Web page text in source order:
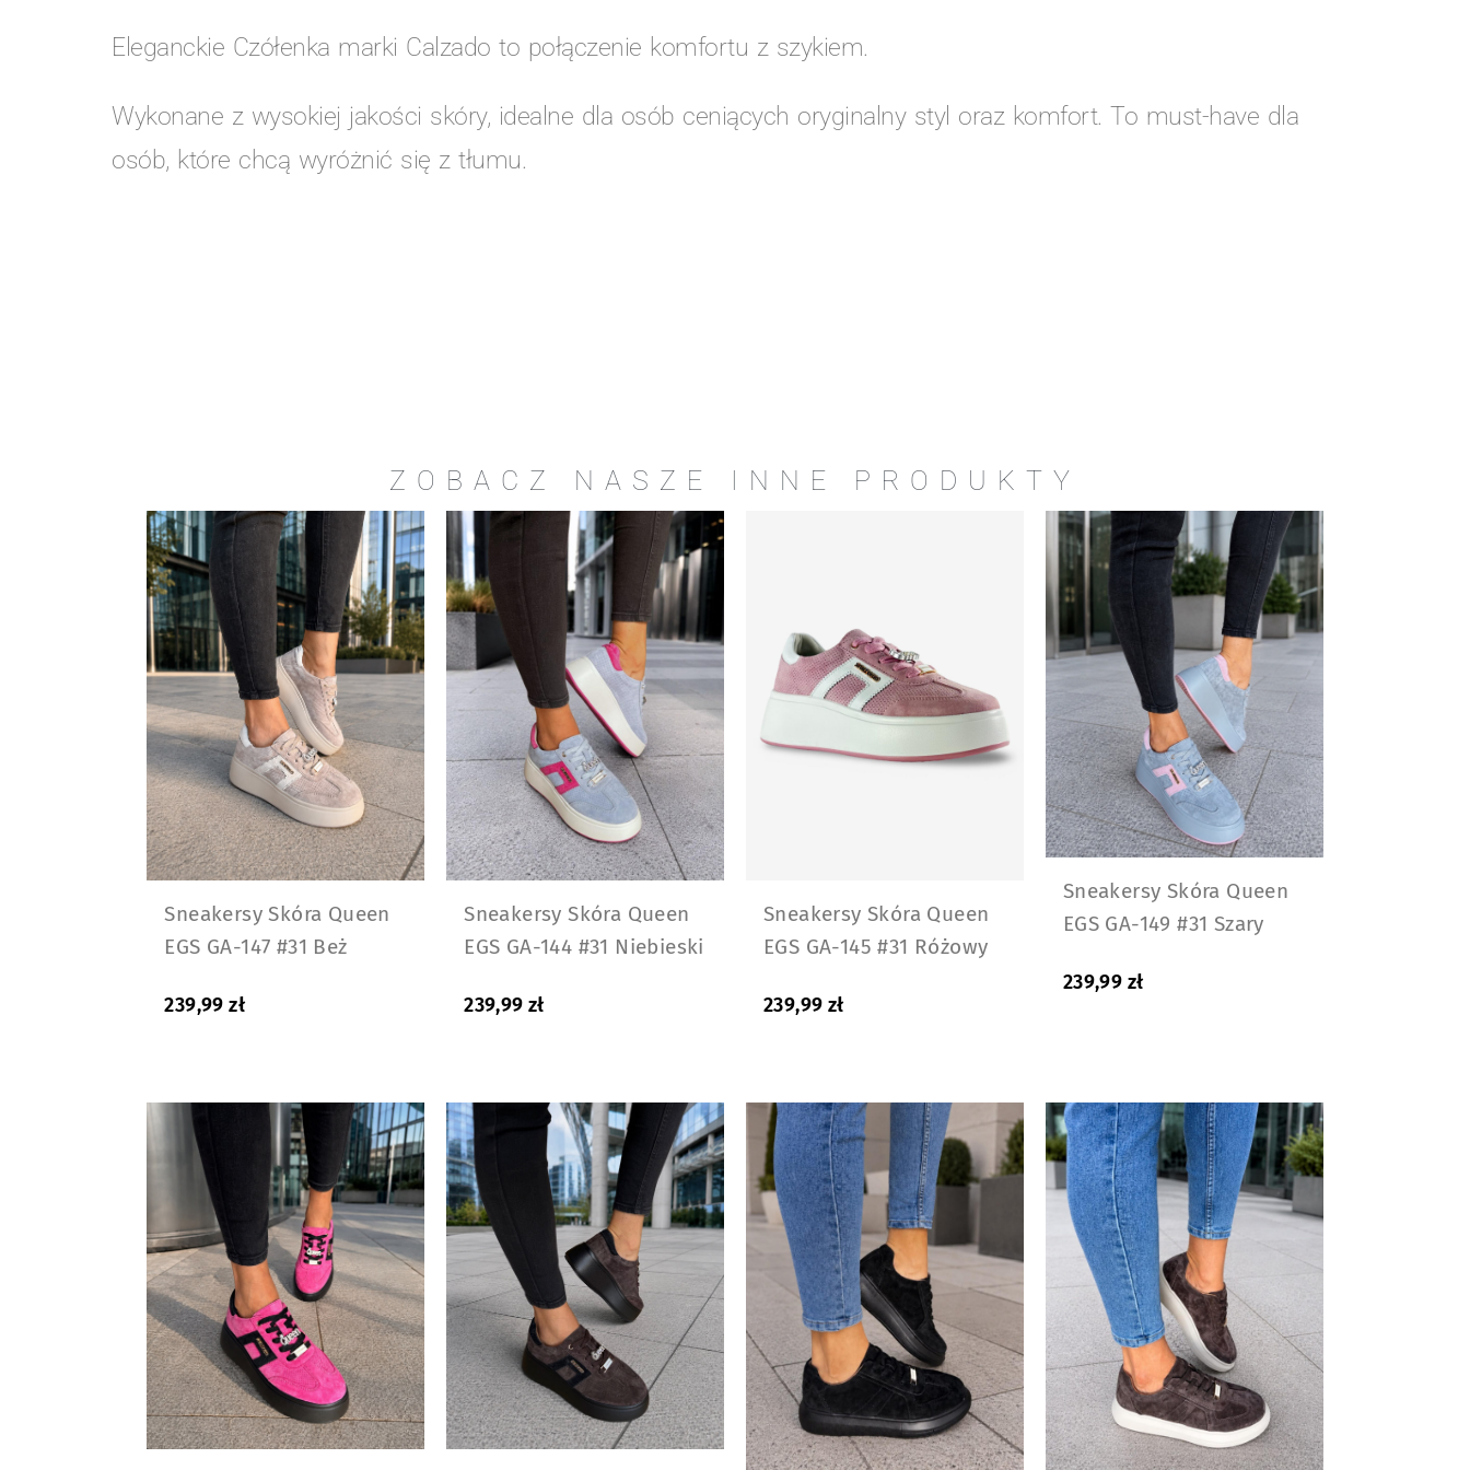
Eleganckie Czółenka marki Calzado to połączenie komfortu z szykiem.
Wykonane z wysokiej jakości skóry, idealne dla osób ceniących oryginalny styl oraz komfort. To must-have dla
osób, które chcą wyróżnić się z tłumu.
ZOBACZ NASZE INNE PRODUKTY
Sneakersy Skóra Queen
EGS GA-147 #31 Beż
239,99zł
Sneakersy Skóra Queen
EGS GA-144 #31 Niebieski
239,99 zł
Sneakersy Skóra Queen
EGS GA-145 #31 Różowy
239,99 zł
Sneakersy Skóra Queen
EGS GA-149 #31 Szary
239,99 zł